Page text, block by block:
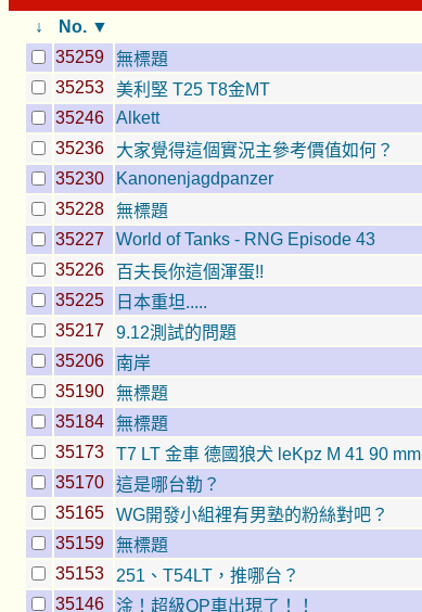
↓
No. ▼
35259
無標題
35253
美利堅 T25 T8金MT
35246
Alkett
35236
大家覺得這個實況主參考價值如何？
35230
Kanonenjagdpanzer
35228
無標題
35227
World of Tanks - RNG Episode 43
35226
百夫長你這個渾蛋!!
35225
日本重坦.....
35217
9.12測試的問題
35206
南岸
35190
無標題
35184
無標題
35173
T7 LT 金車 德國狼犬 leKpz M 41 90 mm
35170
這是哪台勒？
35165
WG開發小組裡有男塾的粉絲對吧？
35159
無標題
35153
251、T54LT，推哪台？
35146
淦！超級OP車出現了！！